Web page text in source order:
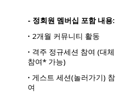
- 정회원 멤버십 포함 내용:
ꞏ 2개월 커뮤니티 활동
ꞏ 격주 정규세션 참여 (대체
참여* 가능)
ꞏ 게스트 세션(놀러가기) 참
여